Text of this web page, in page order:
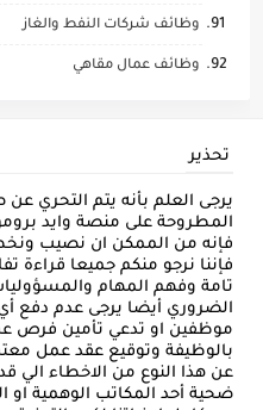
وظائف شركات النفط والغاز
وظائف عمال مقاهي
تحذير
يرجى العلم بأنه يتم التحري عن
المطروحة على منصة وايد
فإنه من الممكن ان نصيب
فإننا نرجو منكم جميعا قراءة
تامة وفهم المهام
الضروري أيضا يرجى عدم دفع
موظفين او تدعي تأمين فرص
بالوظيفة وتوقيع عقد عمل
عن هذا النوع من الاخطاء الي
ضحية أحد المكاتب الوهمية